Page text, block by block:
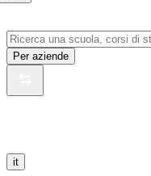
Per aziende
it